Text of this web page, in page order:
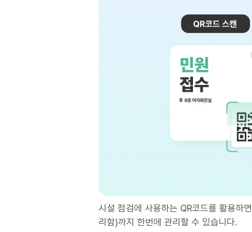
시설 점검에 사용하는 QR코드를 활용하
리함)까지 한번에 관리할 수 있습니다.